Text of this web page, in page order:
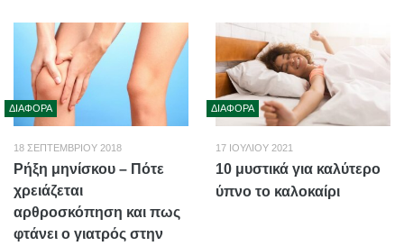
ΔΙΆΦΟΡΑ
18 ΣΕΠΤΕΜΒΡΊΟΥ 2018
Ρήξη μηνίσκου – Πότε
χρειάζεται
αρθροσκόπηση και πως
φτάνει ο γιατρός στην
ΔΙΆΦΟΡΑ
17 ΙΟΥΛΊΟΥ 2021
10 μυστικά για καλύτερο
ύπνο το καλοκαίρι